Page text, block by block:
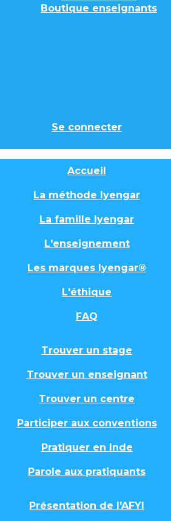
Boutique enseignants
Se connecter
Accueil
La méthode Iyengar
La famille Iyengar
L'enseignement
Les marques Iyengar®
L'éthique
FAQ
Trouver un stage
Trouver un enseignant
Trouver un centre
Participer aux conventions
Pratiquer en Inde
Parole aux pratiquants
Présentation de l'AFYI